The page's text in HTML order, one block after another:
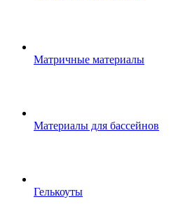
Матричные материалы
Материалы для бассейнов
Гелькоуты